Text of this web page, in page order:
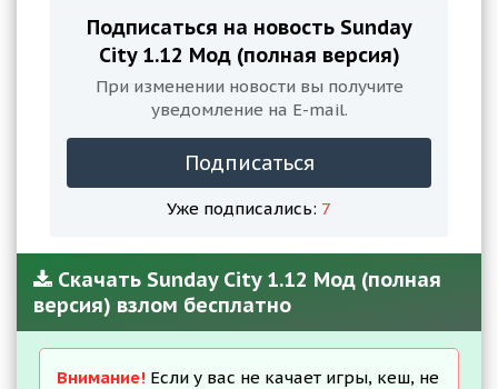
Подписаться на новость Sunday
City 1.12 Мод (полная версия)
При изменении новости вы получите
уведомление на E-mail.
Подписаться
Уже подписались: 7
Скачать Sunday City 1.12 Мод (полная
версия) взлом бесплатно
Внимание! Если у вас не качает игры, кеш, не